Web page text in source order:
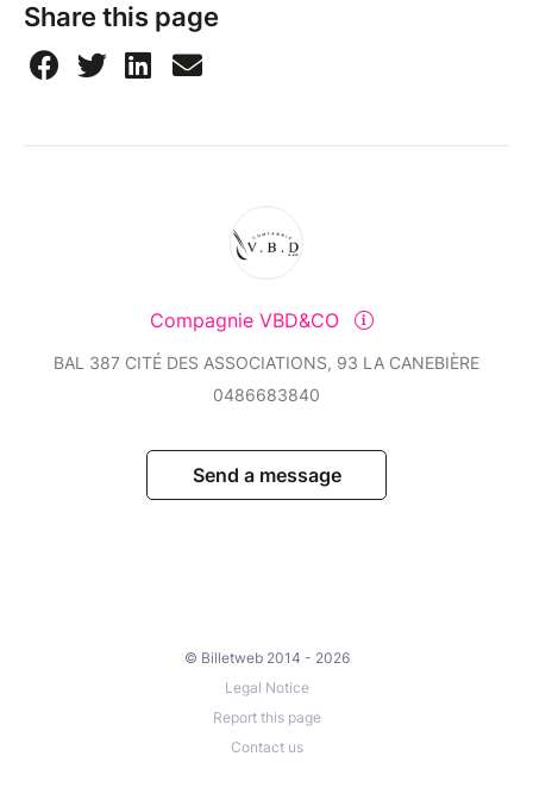
Share this page
Compagnie VBD&CO
BAL 387 CITÉ DES ASSOCIATIONS, 93 LA CANEBIÈRE
0486683840
Send a message
© Billetweb 2014 - 2026
Legal Notice
Report this page
Contact us